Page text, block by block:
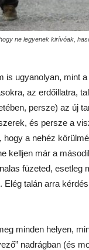
ne legyenek kirívóak,
is ugyanolyan, mint
az erdőillatra,
persze) az új
és persze a
a nehéz
kelljen már a
füzeted, esetleg
talán arra
minden helyen,
nadrágban (és